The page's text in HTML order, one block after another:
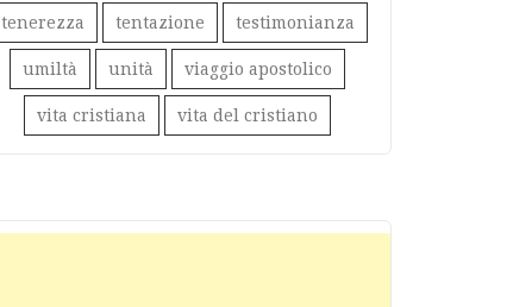
tenerezza tentazione testimonianza
umiltà unità viaggio apostolico
vita cristiana vita del cristiano